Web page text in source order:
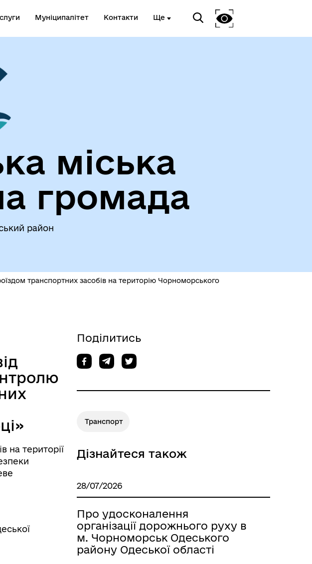
Муніципалітет Контакти Ще
не вмирають!
внутрішньо
осіб
Безбар’єрний простір
міська
громада
район
транспортних засобів на територію Чорноморського
на території
Поділитись
Транспорт
Дізнайтеся також
28/07/2026
Про удосконалення
організації дорожнього руху в
м. Чорноморськ Одеського
району Одеської області